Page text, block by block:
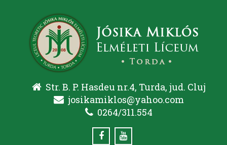
Str. B. P. Hasdeu nr.4, Turda, jud. Cluj
josikamiklos@yahoo.com
0264/311.554